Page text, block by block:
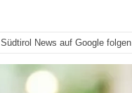
Südtirol News auf Google folgen